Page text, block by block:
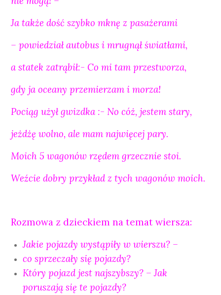
Ja także dość szybko mknę z pasażerami
– powiedział autobus i mrugnął światłami,
a statek zatrąbił:- Co mi tam przestworza,
gdy ja oceany przemierzam i morza!
Pociąg użył gwizdka :- No cóż, jestem stary,
jeżdżę wolno, ale mam najwięcej pary.
Moich 5 wagonów rzędem grzecznie stoi.
Weźcie dobry przykład z tych wagonów moich.
Rozmowa z dzieckiem na temat wiersza:
Jakie pojazdy wystąpiły w wierszu? –
co sprzeczały się pojazdy?
Który pojazd jest najszybszy? – Jak
poruszają się te pojazdy?